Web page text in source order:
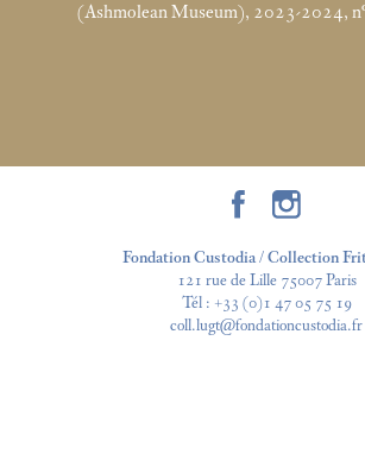
(Ashmolean Museum), 2023-2024,
Fondation Custodia / Collection
121 rue de Lille 75007 Paris
Tél : +33 (0)1 47 05 75 19
coll.lugt@fondationcustodia.fr